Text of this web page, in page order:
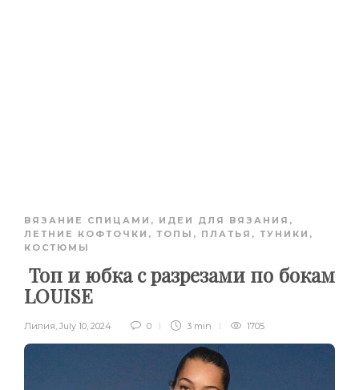
ВЯЗАНИЕ СПИЦАМИ , ИДЕИ ДЛЯ ВЯЗАНИЯ ,
ЛЕТНИЕ КОФТОЧКИ, ТОПЫ , ПЛАТЬЯ, ТУНИКИ,
КОСТЮМЫ
Топ и юбка с разрезами по бокам
LOUISE
Лилия July 10, 2024 0 3 min 1705